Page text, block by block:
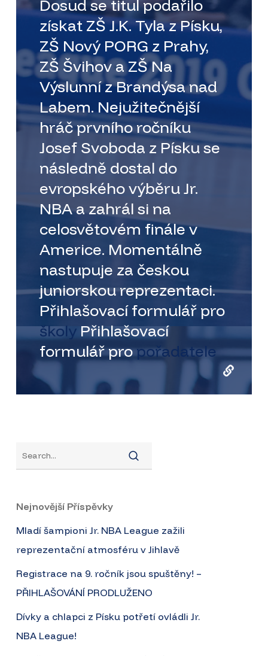
Dosud se titul podařilo
získat ZŠ J.K. Tyla z Písku,
ZŠ Nový PORG z Prahy,
ZŠ Švihov a ZŠ Na
Výslunní z Brandýsa nad
Labem. Nejužitečnější
hráč prvního ročníku
Josef Svoboda z Písku se
následně dostal do
evropského výběru Jr.
NBA a zahrál si na
celosvětovém finále v
Americe. Momentálně
nastupuje za českou
juniorskou reprezentaci.
Přihlašovací formulář pro
školy Přihlašovací
formulář propořadatele
Nejnovější Příspěvky
Mladí šampioni Jr. NBA League zažili
reprezentační atmosféru v Jihlavě
Registrace na 9. ročník jsou spuštěny! –
PŘIHLAŠOVÁNÍ PRODLUŽENO
Dívky a chlapci z Písku potřetí ovládli Jr.
NBA League!